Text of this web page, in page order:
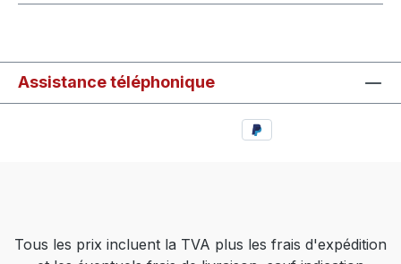
Assistance téléphonique
Tous les prix incluent la TVA plus les frais d'expédition